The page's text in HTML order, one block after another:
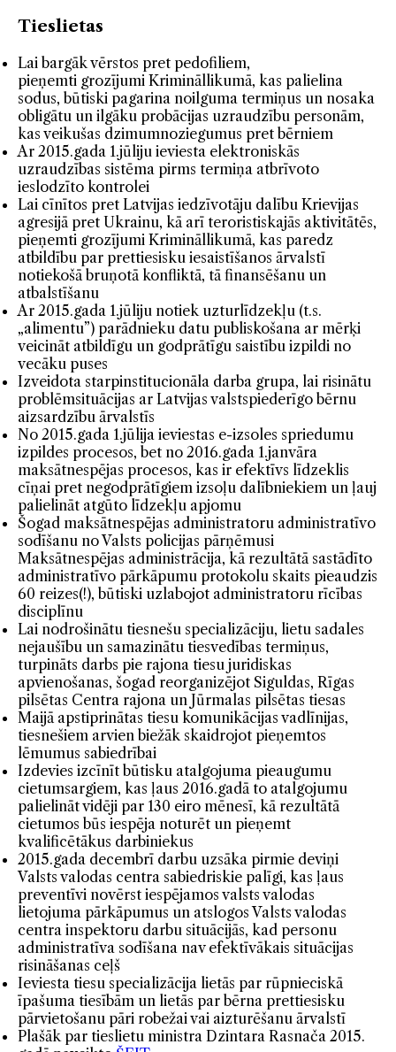
Tieslietas
Lai bargāk vērstos pret pedofiliem,
pieņemti grozījumi Krimināllikumā, kas palielina
sodus, būtiski pagarina noilguma termiņus un nosaka
obligātu un ilgāku probācijas uzraudzību personām,
kas veikušas dzimumnoziegumus pret bērniem
Ar 2015.gada 1.jūliju ieviesta elektroniskās
uzraudzības sistēma pirms termiņa atbrīvoto
ieslodzīto kontrolei
Lai cīnītos pret Latvijas iedzīvotāju dalību Krievijas
agresijā pret Ukrainu, kā arī teroristiskajās aktivitātēs,
pieņemti grozījumi Krimināllikumā, kas paredz
atbildību par prettiesisku iesaistīšanos ārvalstī
notiekošā bruņotā konfliktā, tā finansēšanu un
atbalstīšanu
Ar 2015.gada 1.jūliju notiek uzturlīdzekļu (t.s.
„alimentu”) parādnieku datu publiskošana ar mērķi
veicināt atbildīgu un godprātīgu saistību izpildi no
vecāku puses
Izveidota starpinstitucionāla darba grupa, lai risinātu
problēmsituācijas ar Latvijas valstspiederīgo bērnu
aizsardzību ārvalstīs
No 2015.gada 1.jūlija ieviestas e-izsoles spriedumu
izpildes procesos, bet no 2016.gada 1.janvāra
maksātnespējas procesos, kas ir efektīvs līdzeklis
cīņai pret negodprātīgiem izsoļu dalībniekiem un ļauj
palielināt atgūto līdzekļu apjomu
Šogad maksātnespējas administratoru administratīvo
sodīšanu no Valsts policijas pārņēmusi
Maksātnespējas administrācija, kā rezultātā sastādīto
administratīvo pārkāpumu protokolu skaits pieaudzis
60 reizes(!), būtiski uzlabojot administratoru rīcības
disciplīnu
Lai nodrošinātu tiesnešu specializāciju, lietu sadales
nejaušību un samazinātu tiesvedības termiņus,
turpināts darbs pie rajona tiesu juridiskas
apvienošanas, šogad reorganizējot Siguldas, Rīgas
pilsētas Centra rajona un Jūrmalas pilsētas tiesas
Maijā apstiprinātas tiesu komunikācijas vadlīnijas,
tiesnešiem arvien biežāk skaidrojot pieņemtos
lēmumus sabiedrībai
Izdevies izcīnīt būtisku atalgojuma pieaugumu
cietumsargiem, kas ļaus 2016.gadā to atalgojumu
palielināt vidēji par 130 eiro mēnesī, kā rezultātā
cietumos būs iespēja noturēt un pieņemt
kvalificētākus darbiniekus
2015.gada decembrī darbu uzsāka pirmie deviņi
Valsts valodas centra sabiedriskie palīgi, kas ļaus
preventīvi novērst iespējamos valsts valodas
lietojuma pārkāpumus un atslogos Valsts valodas
centra inspektoru darbu situācijās, kad personu
administratīva sodīšana nav efektīvākais situācijas
risināšanas ceļš
Ieviesta tiesu specializācija lietās par rūpnieciskā
īpašuma tiesībām un lietās par bērna prettiesisku
pārvietošanu pāri robežai vai aizturēšanu ārvalstī
Plašāk par tieslietu ministra Dzintara Rasnača 2015.